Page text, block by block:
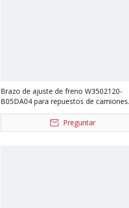
Brazo de ajuste de freno W3502120-
B05DA04 para repuestos de camiones
Qingte 457 W3502220-B05DA04
Preguntar